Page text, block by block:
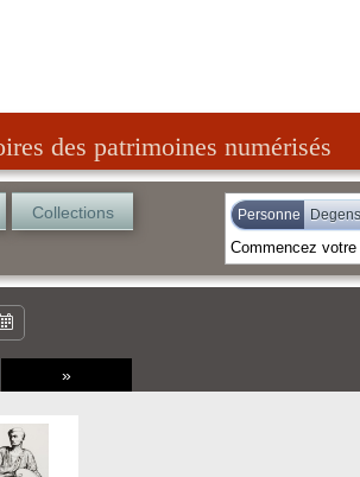
des patrimoines numérisés
Collections Personne
»